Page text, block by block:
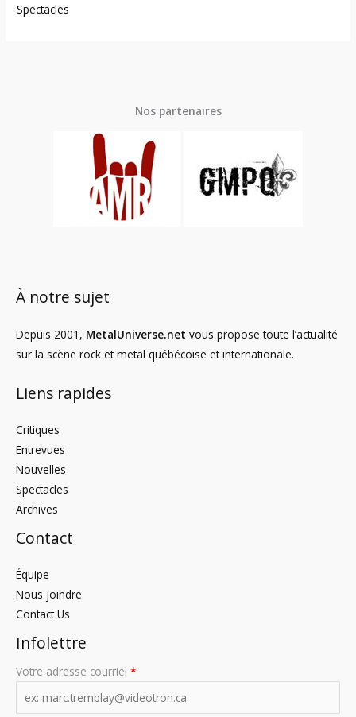
Spectacles
Nos partenaires
À notre sujet
Depuis 2001, MetalUniverse.net vous propose toute l’actualité
sur la scène rock et metal québécoise et internationale.
Liens rapides
Critiques
Entrevues
Nouvelles
Spectacles
Archives
Contact
Équipe
Nous joindre
Contact Us
Infolettre
Votre adresse courriel *